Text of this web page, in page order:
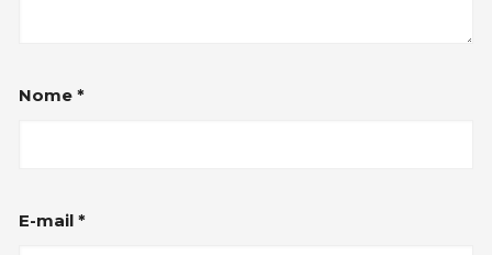
Nome*
E-mail*